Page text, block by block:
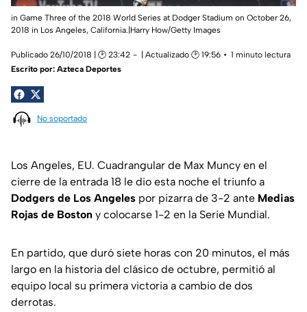
in Game Three of the 2018 World Series at Dodger Stadium on October 26,
2018 in Los Angeles, California.|Harry How/Getty Images
Publicado 26/10/2018 | 🕑 23:42 | Actualizado 🕑 19:56
1 minuto lectura
Escrito por: Azteca Deportes
No soportado
Los Angeles, EU. Cuadrangular de Max Muncy en el
cierre de la entrada 18 le dio esta noche el triunfo a
Dodgers de Los Angeles por pizarra de 3-2 ante Medias
Rojas de Boston y colocarse 1-2 en la Serie Mundial.
En partido, que duró siete horas con 20 minutos, el más
largo en la historia del clásico de octubre, permitió al
equipo local su primera victoria a cambio de dos
derrotas.